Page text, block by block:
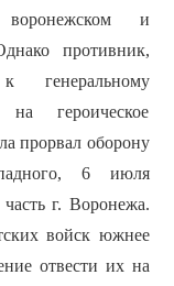
и
противник,
генеральному
героическое
прорвал оборону
6 июля
г. Воронежа.
войск южнее
отвести их на